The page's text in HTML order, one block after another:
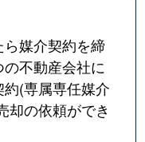
媒介契約を締
不動産会社に
(専属専任媒介
却の依頼ができ